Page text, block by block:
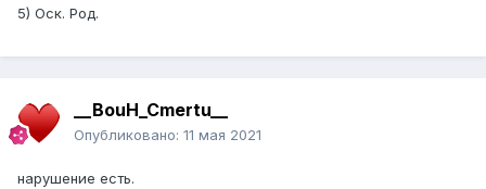
5) Оск. Род.
__BouH_Cmertu__
Опубликовано: 11 мая 2021
нарушение есть.